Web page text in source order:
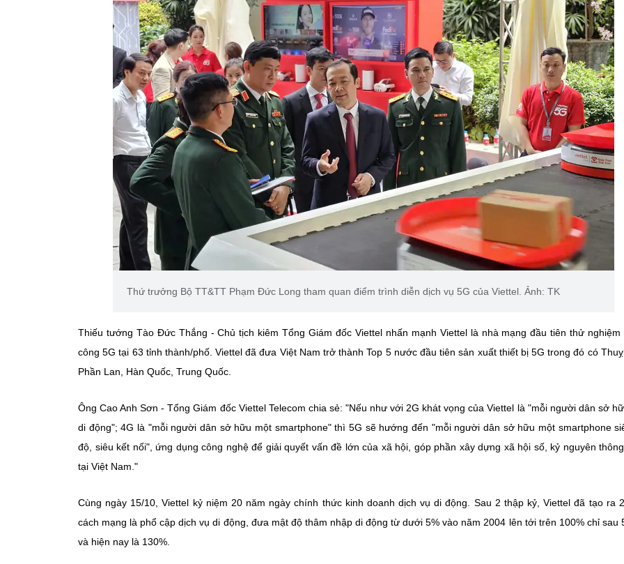
Thứ trưởng Bộ TT&TT Phạm Đức Long tham quan điểm trình diễn dịch vụ 5G của Viettel. Ảnh: TK
Thiếu tướng Tào Đức Thắng - Chủ tịch kiêm Tổng Giám đốc Viettel nhấn mạnh Viettel là nhà mạng đầu tiên thử nghiệm
công 5G tại 63 tỉnh thành/phố. Viettel đã đưa Việt Nam trở thành Top 5 nước đầu tiên sản xuất thiết bị 5G trong đó có Thuỵ
Phần Lan, Hàn Quốc, Trung Quốc.
Ông Cao Anh Sơn - Tổng Giám đốc Viettel Telecom chia sẻ: "Nếu như với 2G khát vọng của Viettel là "mỗi người dân sở
di động"; 4G là "mỗi người dân sở hữu một smartphone" thì 5G sẽ hướng đến "mỗi người dân sở hữu một smartphone
độ, siêu kết nối", ứng dụng công nghệ để giải quyết vấn đề lớn của xã hội, góp phần xây dựng xã hội số, kỷ nguyên
tại Việt Nam."
Cùng ngày 15/10, Viettel kỷ niệm 20 năm ngày chính thức kinh doanh dịch vụ di động. Sau 2 thập kỷ, Viettel đã tạo ra
cách mạng là phổ cập dịch vụ di động, đưa mật độ thâm nhập di động từ dưới 5% vào năm 2004 lên tới trên 100% chỉ sau
và hiện nay là 130%.